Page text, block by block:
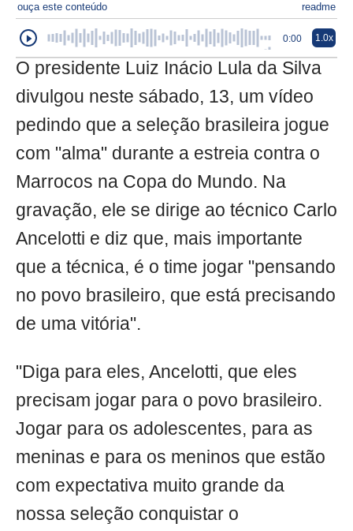
ouça este conteúdo readme
0:00 1.0x
O presidente Luiz Inácio Lula da Silva
divulgou neste sábado, 13, um vídeo
pedindo que a seleção brasileira jogue
com "alma" durante a estreia contra o
Marrocos na Copa do Mundo. Na
gravação, ele se dirige ao técnico Carlo
Ancelotti e diz que, mais importante
que a técnica, é o time jogar "pensando
no povo brasileiro, que está precisando
de uma vitória".
"Diga para eles, Ancelotti, que eles
precisam jogar para o povo brasileiro.
Jogar para os adolescentes, para as
meninas e para os meninos que estão
com expectativa muito grande da
nossa seleção conquistar o